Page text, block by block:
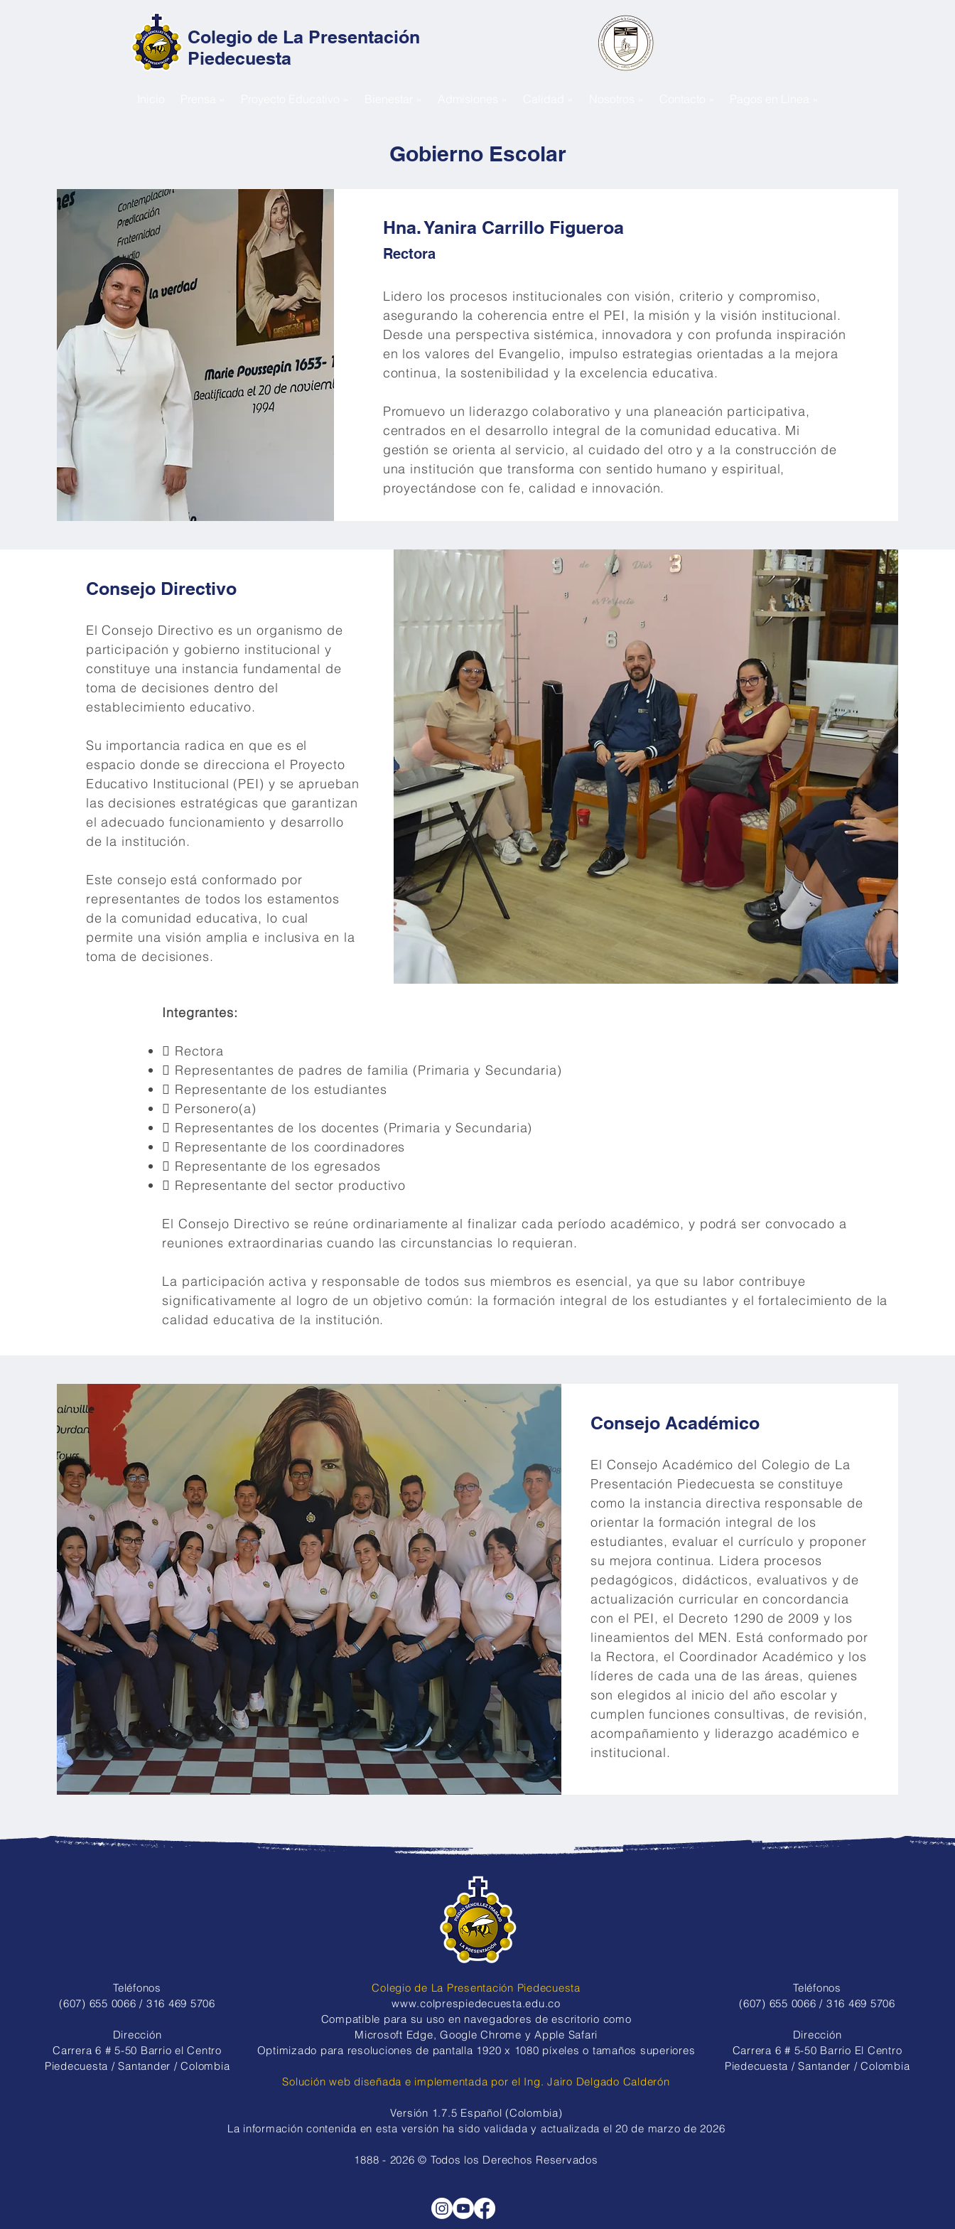
Colegio de La Presentación
Piedecuesta
Gobierno Escolar
Hna. Yanira Carrillo Figueroa
Rectora
Lidero los procesos institucionales con visión, criterio y compromiso,
asegurando la coherencia entre el PEI, la misión y la visión institucional.
Desde una perspectiva sistémica, innovadora y con profunda inspiración
en los valores del Evangelio, impulso estrategias orientadas a la mejora
continua, la sostenibilidad y la excelencia educativa.
Promuevo un liderazgo colaborativo y una planeación participativa,
centrados en el desarrollo integral de la comunidad educativa. Mi
gestión se orienta al servicio, al cuidado del otro y a la construcción de
una institución que transforma con sentido humano y espiritual,
proyectándose con fe, calidad e innovación.
Consejo Directivo
El Consejo Directivo es un organismo de
participación y gobierno institucional y
constituye una instancia fundamental de
toma de decisiones dentro del
establecimiento educativo.
Su importancia radica en que es el
espacio donde se direcciona el Proyecto
Educativo Institucional (PEI) y se aprueban
las decisiones estratégicas que garantizan
el adecuado funcionamiento y desarrollo
de la institución.
Este consejo está conformado por
representantes de todos los estamentos
de la comunidad educativa, lo cual
permite una visión amplia e inclusiva en la
toma de decisiones.
Integrantes:
 Rectora
 Representantes de padres de familia (Primaria y Secundaria)
 Representante de los estudiantes
 Personero(a)
 Representantes de los docentes (Primaria y Secundaria)
 Representante de los coordinadores
 Representante de los egresados
 Representante del sector productivo
El Consejo Directivo se reúne ordinariamente al finalizar cada período académico, y podrá ser convocado a
reuniones extraordinarias cuando las circunstancias lo requieran.
La participación activa y responsable de todos sus miembros es esencial, ya que su labor contribuye
significativamente al logro de un objetivo común: la formación integral de los estudiantes y el fortalecimiento de la
calidad educativa de la institución.
Consejo Académico
El Consejo Académico del Colegio de La
Presentación Piedecuesta se constituye
como la instancia directiva responsable de
orientar la formación integral de los
estudiantes, evaluar el currículo y proponer
su mejora continua. Lidera procesos
pedagógicos, didácticos, evaluativos y de
actualización curricular en concordancia
con el PEI, el Decreto 1290 de 2009 y los
lineamientos del MEN. Está conformado por
la Rectora, el Coordinador Académico y los
líderes de cada una de las áreas, quienes
son elegidos al inicio del año escolar y
cumplen funciones consultivas, de revisión,
acompañamiento y liderazgo académico e
institucional.
Teléfonos
(607) 655 0066 / 316 469 5706
Dirección
Carrera 6 # 5-50 Barrio el Centro
Piedecuesta / Santander / Colombia
Colegio de La Presentación Piedecuesta
www.colprespiedecuesta.edu.co
​​Compatible para su uso en navegadores de escritorio como
Microsoft Edge, Google Chrome y Apple Safari
Optimizado para resoluciones de pantalla 1920 x 1080 píxeles o tamaños superiores
Solución web diseñada e implementada por el Ing. Jairo Delgado Calderón
Versión 1.7.5 Español (Colombia)
La información contenida en esta versión ha sido validada y actualizada el 20 de marzo de 2026
1888 - 2026 © Todos los Derechos Reservados
Teléfonos
(607) 655 0066 / 316 469 5706
Dirección
Carrera 6 # 5-50 Barrio El Centro
Piedecuesta / Santander / Colombia